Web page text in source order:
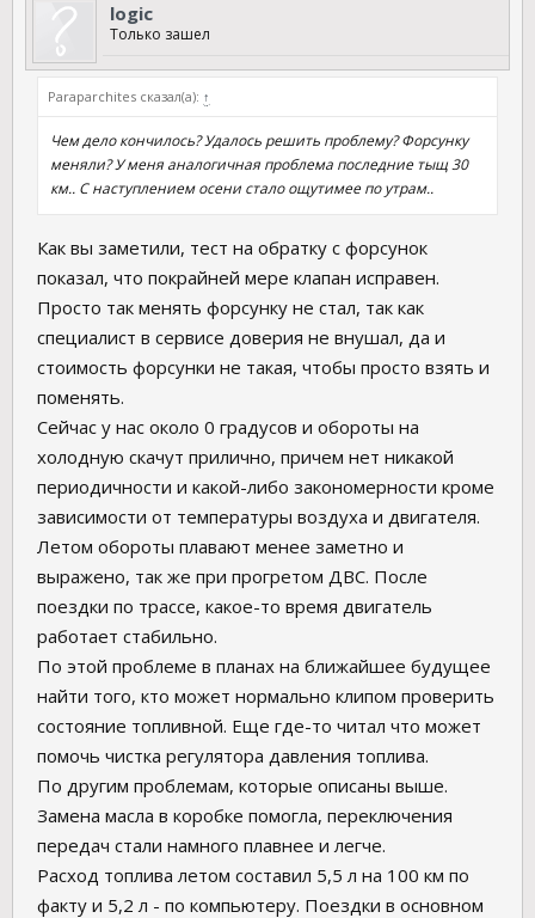
logic
Только зашел
Paraparchites сказал(а): ↑
Чем дело кончилось? Удалось решить проблему? Форсунку
меняли? У меня аналогичная проблема последние тыщ 30
км.. С наступлением осени стало ощутимее по утрам..
Как вы заметили, тест на обратку с форсунок
показал, что покрайней мере клапан исправен.
Просто так менять форсунку не стал, так как
специалист в сервисе доверия не внушал, да и
стоимость форсунки не такая, чтобы просто взять и
поменять.
Сейчас у нас около 0 градусов и обороты на
холодную скачут прилично, причем нет никакой
периодичности и какой-либо закономерности кроме
зависимости от температуры воздуха и двигателя.
Летом обороты плавают менее заметно и
выражено, так же при прогретом ДВС. После
поездки по трассе, какое-то время двигатель
работает стабильно.
По этой проблеме в планах на ближайшее будущее
найти того, кто может нормально клипом проверить
состояние топливной. Еще где-то читал что может
помочь чистка регулятора давления топлива.
По другим проблемам, которые описаны выше.
Замена масла в коробке помогла, переключения
передач стали намного плавнее и легче.
Расход топлива летом составил 5,5 л на 100 км по
факту и 5,2 л - по компьютеру. Поездки в основном